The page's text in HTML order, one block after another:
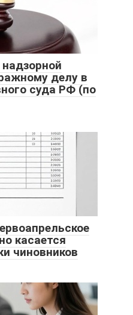
делу в
суда РФ (по
касается
чиновников